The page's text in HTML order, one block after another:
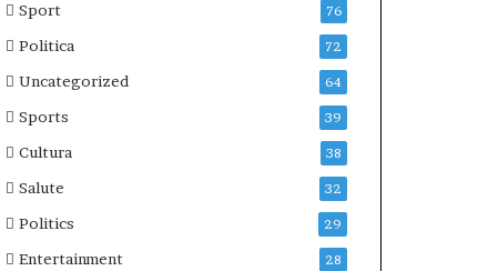
Sport 76
Politica 72
Uncategorized 64
Sports 39
Cultura 38
Salute 32
Politics 29
Entertainment 28